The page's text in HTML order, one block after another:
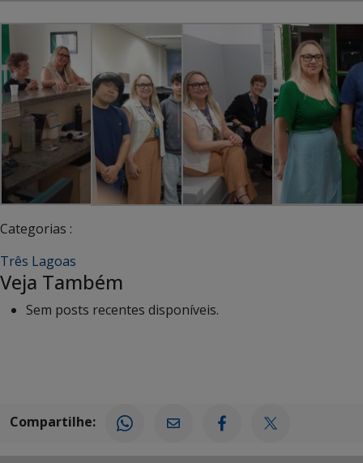
Categorias :
Três Lagoas
Veja Também
Sem posts recentes disponíveis.
Compartilhe: